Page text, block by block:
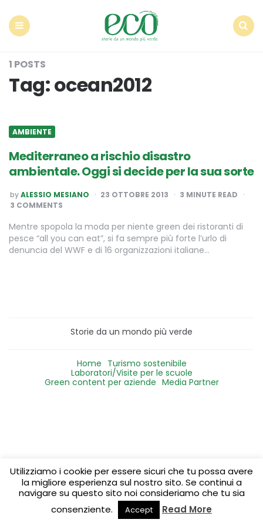
1 POSTS
Tag:ocean2012
AMBIENTE
Mediterraneo a rischio disastro
ambientale. Oggi si decide per la sua sorte
POSTED
BY
byALESSIO MESIANO 23 OTTOBRE 2013 3 MINUTE READ
3 COMMENTS
Mentre spopola la moda per niente green dei ristoranti di
pesce “all you can eat”, si fa sempre più forte l’urlo di
denuncia del WWF e di 16 organizzazioni italiane…
Storie da un mondo più verde
Home Turismo sostenibile
Laboratori/Visite per le scuole
Green content per aziende Media Partner
Utilizziamo i cookie per essere sicuri che tu possa avere
la migliore esperienza sul nostro sito. Se continui a
navigare su questo sito noi consideriamo che tu sia
consenziente.
Accept Read More